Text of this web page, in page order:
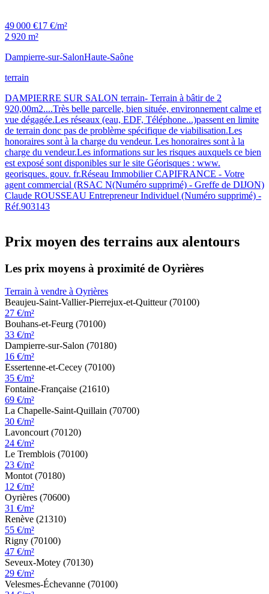
49 000 €17 €/m²
2 920 m²
Dampierre-sur-SalonHaute-Saône
terrain
DAMPIERRE SUR SALON terrain- Terrain à bâtir de 2
920,00m2....Très belle parcelle, bien située, environnement calme et
vue dégagée.Les réseaux (eau, EDF, Téléphone...)passent en limite
de terrain donc pas de problème spécifique de viabilisation.Les
honoraires sont à la charge du vendeur. Les honoraires sont à la
charge du vendeur.Les informations sur les risques auxquels ce bien
est exposé sont disponibles sur le site Géorisques : www.
georisques. gouv. fr.Réseau Immobilier CAPIFRANCE - Votre
agent commercial (RSAC N(Numéro supprimé) - Greffe de DIJON)
Claude ROUSSEAU Entrepreneur Individuel (Numéro supprimé) -
Réf.903143
Prix moyen des terrains aux alentours
Les prix moyens à proximité de Oyrières
Terrain à vendre à Oyrières
Beaujeu-Saint-Vallier-Pierrejux-et-Quitteur (70100)
27 €/m²
Bouhans-et-Feurg (70100)
33 €/m²
Dampierre-sur-Salon (70180)
16 €/m²
Essertenne-et-Cecey (70100)
35 €/m²
Fontaine-Française (21610)
69 €/m²
La Chapelle-Saint-Quillain (70700)
30 €/m²
Lavoncourt (70120)
24 €/m²
Le Tremblois (70100)
23 €/m²
Montot (70180)
12 €/m²
Oyrières (70600)
31 €/m²
Renève (21310)
55 €/m²
Rigny (70100)
47 €/m²
Seveux-Motey (70130)
29 €/m²
Velesmes-Échevanne (70100)